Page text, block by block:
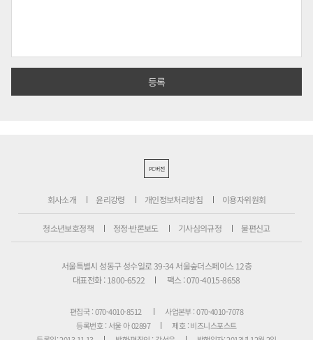
PC버전
회사소개 윤리강령 개인정보처리방침 이용자위원회
청소년보호정책 정정·반론보도 기사심의규정 불편신고
서울특별시 성동구 성수일로 39-34 서울숲더스페이스 12층
대표전화 : 1800-6522
팩스 : 070-4015-8658
편집국 : 070-4010-8512
사업본부 : 070-4010-7078
등록번호 : 서울 아 02897
제호 : 비즈니스포스트